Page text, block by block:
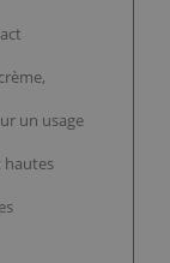
un usage
hautes